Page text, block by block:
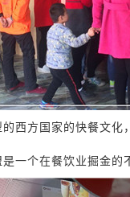
西方国家的快餐文化
一个在餐饮业掘金的